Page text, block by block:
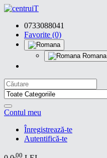
0733088041
Favorite (0)
Romana
Contul meu
Înregistrează-te
Autentifică-te
,00